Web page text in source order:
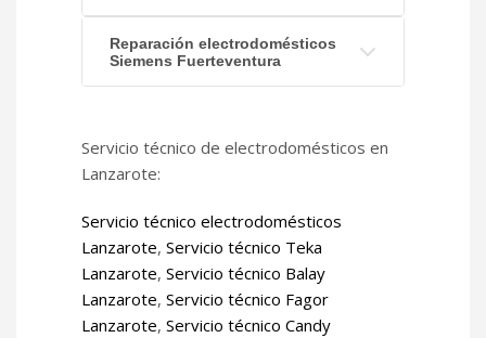
Reparación electrodomésticos
Siemens Fuerteventura
Servicio técnico de electrodomésticos en
Lanzarote:
Servicio técnico electrodomésticos
Lanzarote, Servicio técnico Teka
Lanzarote, Servicio técnico Balay
Lanzarote, Servicio técnico Fagor
Lanzarote, Servicio técnico Candy